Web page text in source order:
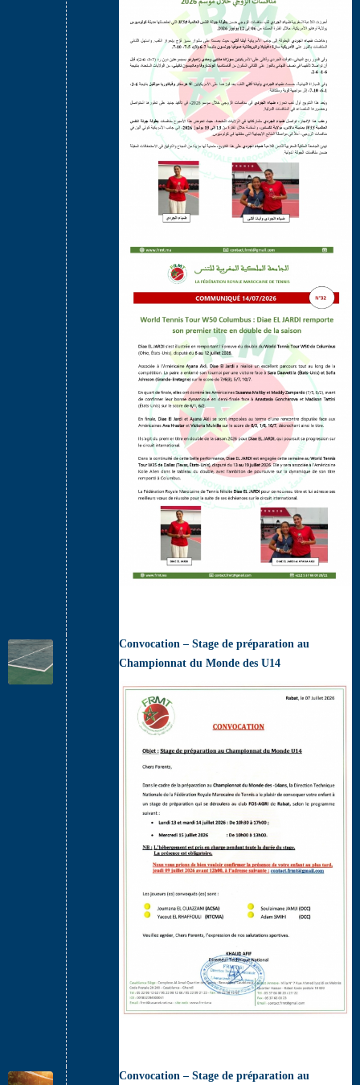
Convocation – Stage de préparation au
Championnat du Monde des U14
Convocation – Stage de préparation au